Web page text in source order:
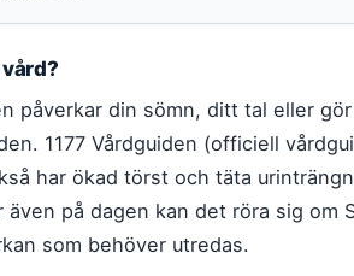
vård?
påverkar din sömn, ditt tal eller
1177 Vårdguiden (officiell
har ökad törst och täta
även på dagen kan det röra sig om
som behöver utredas.